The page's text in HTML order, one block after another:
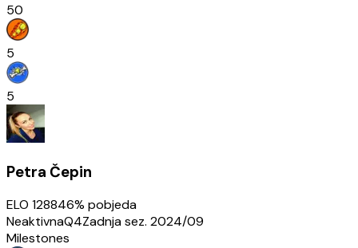
50
5
5
Petra Čepin
ELO 128846% pobjeda
NeaktivnaQ4Zadnja sez. 2024/09
Milestones